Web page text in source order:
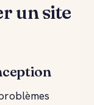
un site